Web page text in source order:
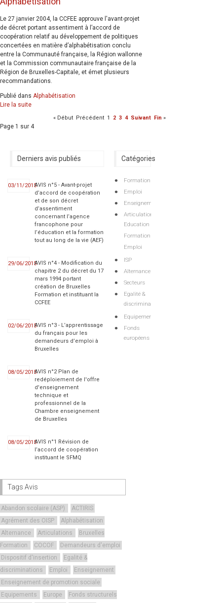
Le 27 janvier 2004, la CCFEE approuve l'avant-projet
de décret portant assentiment à l’accord de
coopération relatif au développement de politiques
concertées en matière d’alphabétisation conclu
entre la Communauté française, la Région wallonne
et la Commission communautaire française de la
Région de Bruxelles-Capitale, et émet plusieurs
recommandations.
Publié dans Alphabétisation
Lire la suite
« Début Précédent 1 2 3 4 Suivant Fin »
Page 1 sur 4
Derniers avis publiés
03/11/2015AVIS n°5 - Avant-projet
d’accord de coopération
et de son décret
d’assentiment
concernant l’agence
francophone pour
l’éducation et la formation
tout au long de la vie (AEF)
29/06/2015AVIS n°4 - Modification du
chapitre 2 du décret du 17
mars 1994 portant
création de Bruxelles
Formation et instituant la
CCFEE
02/06/2015AVIS n°3 - L’apprentissage
du français pour les
demandeurs d’emploi à
Bruxelles
08/05/2015AVIS n°2 Plan de
redéploiement de l'offre
d'enseignement
technique et
professionnel de la
Chambre enseignement
de Bruxelles
08/05/2015AVIS n°1 Révision de
l’accord de coopération
instituant le SFMQ
Catégories
Formation
Emploi
Enseignement
Articulations
Education
Formation
Emploi
ISP
Alternance
Secteurs
Egalité &
discriminations
Equipements
Fonds
européens
Tags Avis
Abandon scolaire (ASP)
ACTIRIS
Agrément des OISP
Alphabétisation
Alternance
Articulations
Bruxelles
Formation
COCOF
Demandeurs d'emploi
Dispositif d'insertion
Egalité &
discriminations
Emploi
Enseignement
Enseignement de promotion sociale
Equipements
Europe
Fonds structurels